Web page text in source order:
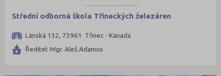
Střední odborná škola Třineckých železáren
Lánská 132, 73961 Třinec - Kanada
Ředitel: Mgr. Aleš Adamus